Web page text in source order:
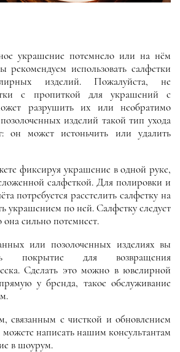
украшение потемнело или на нём
рекомендуем использовать салфетки
изделий. Пожалуйста, не
с пропиткой для украшений с
разрушить их или необратимо
изделий такой тип ухода
он может истоньчить или удалить
фиксируя украшение в одной руке,
салфеткой. Для полировки и
потребуется расстелить салфетку на
украшением по ней. Салфетку следует
она сильно потемнеет.
или позолоченных изделиях вы
покрытие для возвращения
Сделать это можно в ювелирной
у бренда, такое обслуживание
связанным с чисткой и обновлением
написать нашим консультантам
в шоурум.